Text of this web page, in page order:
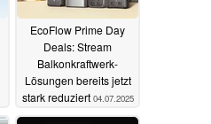
EcoFlow Prime Day
Deals: Stream
Balkonkraftwerk-
Lösungen bereits jetzt
stark reduziert 04.07.2025